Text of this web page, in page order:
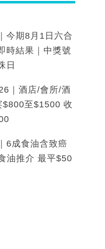
今期8月1日六合
時結果｜中獎號
日
｜酒店/會所/酒
$800至$1500 收
6成食油含致癌
油推介 最平$50